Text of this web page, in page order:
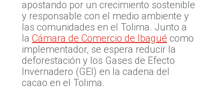
apostando por un crecimiento sostenible
y responsable con el medio ambiente y
las comunidades en el Tolima. Junto a
la Cámara de Comercio de Ibagué como
implementador, se espera reducir la
deforestación y los Gases de Efecto
Invernadero (GEI) en la cadena del
cacao en el Tolima.